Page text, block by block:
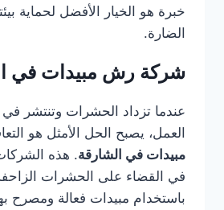
خبرة هو الخيار الأفضل لحماية
الضارة.
شركة رش مبيدات في
عندما تزداد الحشرات وتنتشر في
العمل، يصبح الحل الأمثل هو
مبيدات في الشارقة. هذه
في القضاء على الحشرات
باستخدام مبيدات فعالة ومصرح